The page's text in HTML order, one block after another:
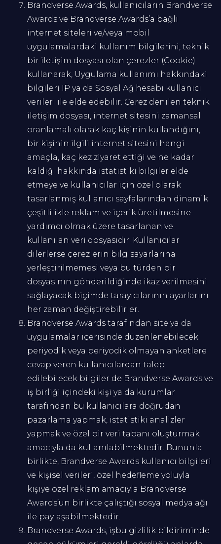
Brandverse Awards, kullanıcıların Brandverse
Awards ve Brandverse Awards’a bağlı
internet siteleri ve/veya mobil
uygulamalardaki kullanım bilgilerini, teknik
bir iletişim dosyası olan çerezler (Cookie)
kullanarak, Uygulama kullanımı hakkındaki
bilgileri IP ya da Sosyal Ağ hesabı kullanıcı
verileri ile elde edebilir. Çerez denilen teknik
iletişim dosyası, internet sitesini zamansal
oranlamalı olarak kaç kişinin kullandığını,
bir kişinin ilgili internet sitesini hangi
amaçla, kaç kez ziyaret ettiği ve ne kadar
kaldığı hakkında istatistiki bilgiler elde
etmeye ve kullanıcılar için özel olarak
tasarlanmış kullanıcı sayfalarından dinamik
çeşitlilikle reklam ve içerik üretilmesine
yardımcı olmak üzere tasarlanan ve
kullanılan veri dosyasıdır. Kullanıcılar
dilerlerse çerezlerin bilgisayarlarına
yerleştirilmemesi veya bu türden bir
dosyasının gönderildiğinde ikaz verilmesini
sağlayacak biçimde tarayıcılarının ayarlarını
her zaman değiştirebilirler.
Brandverse Awards tarafından site ya da
uygulamalar içerisinde düzenlenebilecek
periyodik veya periyodik olmayan anketlere
cevap veren kullanıcılardan talep
edilebilecek bilgiler de Brandverse Awards ve
iş birliği içindeki kişi ya da kurumlar
tarafından bu kullanıcılara doğrudan
pazarlama yapmak, istatistiki analizler
yapmak ve özel bir veri tabanı oluşturmak
amacıyla da kullanılabilmektedir. Bununla
birlikte, Brandverse Awards kullanıcı bilgileri
ve kişisel verileri, özel hedefleme yoluyla
kişiye özel reklam amacıyla Brandverse
Awards’un birlikte çalıştığı sosyal medya ağı
ile paylaşabilmektedir.
Brandverse Awards, işbu gizlilik bildiriminde